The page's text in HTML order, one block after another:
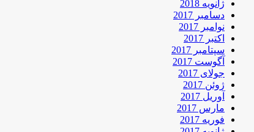
ژانویه 2018
دسامبر 2017
نوامبر 2017
اکتبر 2017
سپتامبر 2017
آگوست 2017
جولای 2017
ژوئن 2017
آوریل 2017
مارس 2017
فوریه 2017